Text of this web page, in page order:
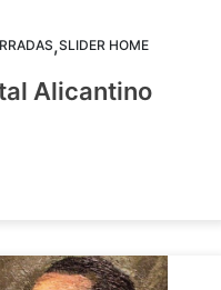
,SLIDER HOME
Alicantino